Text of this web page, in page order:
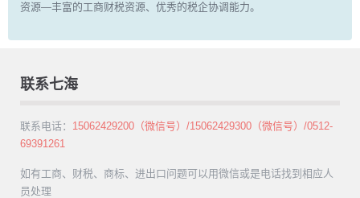
资源—丰富的工商财税资源、优秀的税企协调能力。
联系七海
联系电话： 15062429200（微信号）/15062429300（微信号）/0512-
69391261
如有工商、财税、商标、进出口问题可以用微信或是电话找到相应人
员处理